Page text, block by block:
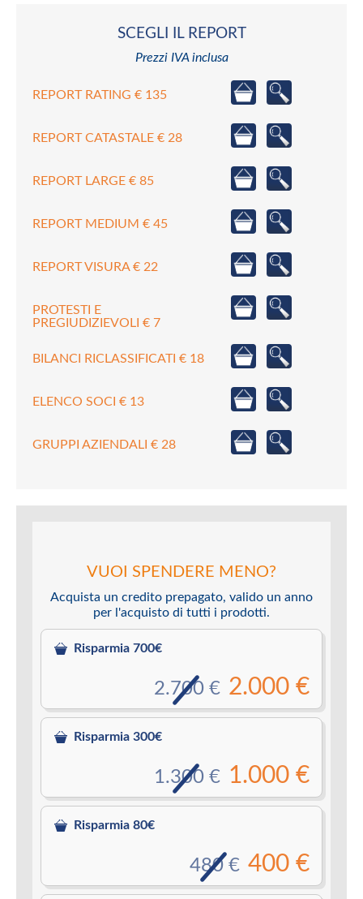
SCEGLI IL REPORT
Prezzi IVA inclusa
REPORT RATING € 135
REPORT CATASTALE € 28
REPORT LARGE € 85
REPORT MEDIUM € 45
REPORT VISURA € 22
PROTESTI E
PREGIUDIZIEVOLI € 7
BILANCI RICLASSIFICATI € 18
ELENCO SOCI € 13
GRUPPI AZIENDALI € 28
VUOI SPENDERE MENO?
Acquista un credito prepagato, valido un anno
per l'acquisto di tutti i prodotti.
Risparmia 700€
2.000 €
2.700 €
Risparmia 300€
1.000 €
1.300 €
Risparmia 80€
400 €
480 €